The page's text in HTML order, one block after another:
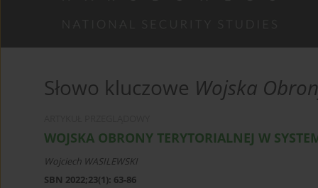
Słowo kluczowe Wojska
WOJSKA OBRONY TERYTORIALNEJ W
Wojciech WASILEWSKI
SBN 2022;23(1): 63-86